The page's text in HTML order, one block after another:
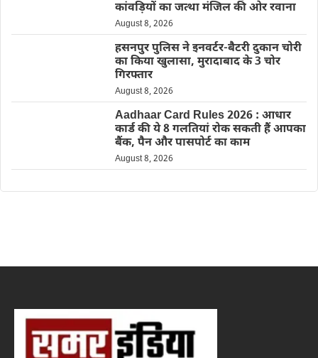
कांवड़ियों का जत्था मंजिल की ओर रवाना
August 8, 2026
हसनपुर पुलिस ने इनवर्टर-बैटरी दुकान चोरी
का किया खुलासा, मुरादाबाद के 3 चोर
गिरफ्तार
August 8, 2026
Aadhaar Card Rules 2026 : आधार
कार्ड की ये 8 गलतियां रोक सकती हैं आपका
बैंक, पैन और पासपोर्ट का काम
August 8, 2026